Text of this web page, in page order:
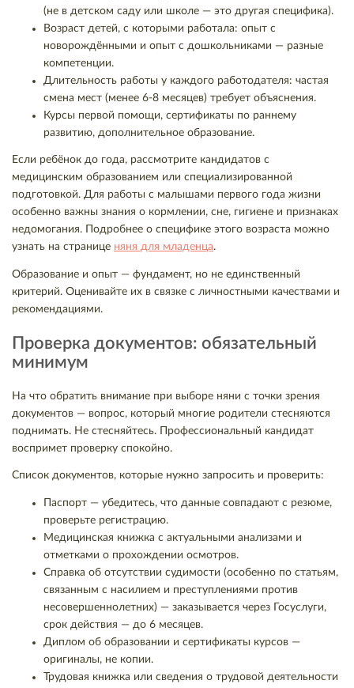
(не в детском саду или школе — это другая специфика).
Возраст детей, с которыми работала: опыт с
новорождёнными и опыт с дошкольниками — разные
компетенции.
Длительность работы у каждого работодателя: частая
смена мест (менее 6-8 месяцев) требует объяснения.
Курсы первой помощи, сертификаты по раннему
развитию, дополнительное образование.
Если ребёнок до года, рассмотрите кандидатов с
медицинским образованием или специализированной
подготовкой. Для работы с малышами первого года жизни
особенно важны знания о кормлении, сне, гигиене и признаках
недомогания. Подробнее о специфике этого возраста можно
узнать на странице няня для младенца.
Образование и опыт — фундамент, но не единственный
критерий. Оценивайте их в связке с личностными качествами и
рекомендациями.
Проверка документов: обязательный
минимум
На что обратить внимание при выборе няни с точки зрения
документов — вопрос, который многие родители стесняются
поднимать. Не стесняйтесь. Профессиональный кандидат
воспримет проверку спокойно.
Список документов, которые нужно запросить и проверить:
Паспорт — убедитесь, что данные совпадают с резюме,
проверьте регистрацию.
Медицинская книжка с актуальными анализами и
отметками о прохождении осмотров.
Справка об отсутствии судимости (особенно по статьям,
связанным с насилием и преступлениями против
несовершеннолетних) — заказывается через Госуслуги,
срок действия — до 6 месяцев.
Диплом об образовании и сертификаты курсов —
оригиналы, не копии.
Трудовая книжка или сведения о трудовой деятельности